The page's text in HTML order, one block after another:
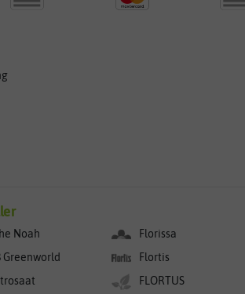
Noah
Greenworld
Florissa
Flortis
FLORTUS